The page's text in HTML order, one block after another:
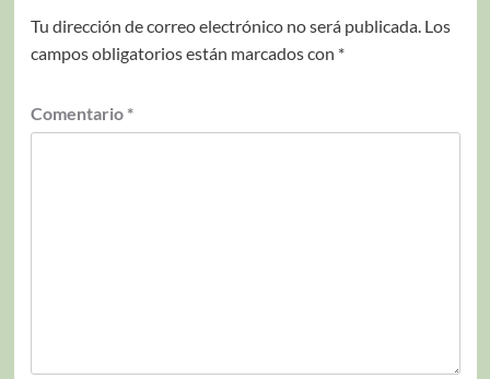
Tu dirección de correo electrónico no será publicada. Los
campos obligatorios están marcados con *
Comentario *